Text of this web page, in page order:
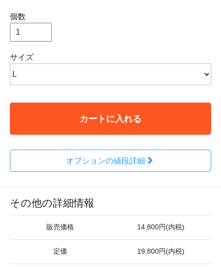
個数
サイズ
カートに入れる
オプションの値段詳細
その他の詳細情報
販売価格 14,800円(内税)
定価 19,800円(内税)